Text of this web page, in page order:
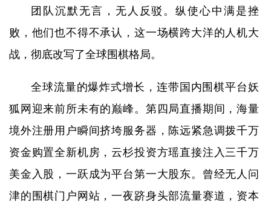
团队沉默无言，无人反驳。纵使心中满是挫
败，他们也不得不承认，这一场横跨大洋的人机大
战，彻底改写了全球围棋格局。
全球流量的爆炸式增长，连带国内围棋平台妖
狐网迎来前所未有的巅峰。第四局直播期间，海量
境外注册用户瞬间挤垮服务器，陈远紧急调拨千万
资金购置全新机房，云杉投资方瑶直接注入三千万
美金入股，一跃成为平台第一大股东。曾经无人问
津的围棋门户网站，一夜跻身头部流量赛道，资本